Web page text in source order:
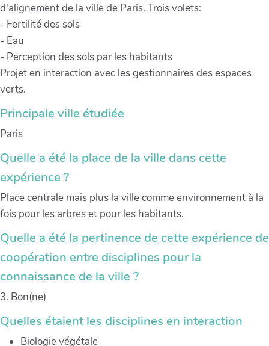
d'alignement de la ville de Paris. Trois volets:
- Fertilité des sols
- Eau
- Perception des sols par les habitants
Projet en interaction avec les gestionnaires des espaces
verts.
Principale ville étudiée
Paris
Quelle a été la place de la ville dans cette
expérience ?
Place centrale mais plus la ville comme environnement à la
fois pour les arbres et pour les habitants.
Quelle a été la pertinence de cette expérience de
coopération entre disciplines pour la
connaissance de la ville ?
3. Bon(ne)
Quelles étaient les disciplines en interaction
Biologie végétale